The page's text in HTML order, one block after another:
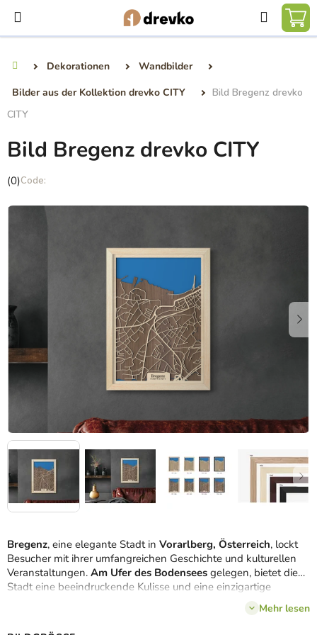
Inhalt
springen
Suchen
Dekorationen
Wandbilder
Bilder aus der Kollektion drevko CITY
Bild Bregenz drevko
CITY
Bregenz, eine elegante Stadt in Vorarlberg, Österreich, lockt
Besucher mit ihrer umfangreichen Geschichte und kulturellen
Veranstaltungen. Am Ufer des Bodensees gelegen, bietet die
Stadt eine beeindruckende Kulisse und eine einzigartige
Straßen, Wege und
authentisches
Porträt dieser einzigartigen Stadt
Mehr lesen
Bild Bregenz drevko CITY
Die
Produktbewertung
(0)